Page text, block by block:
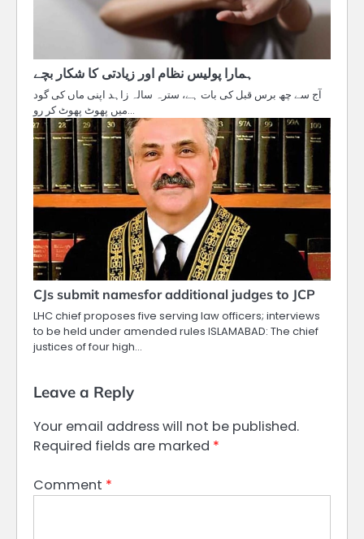
ہمارا پولیس نظام اور زیادتی کا شکار بچے
آج سے چھ برس قبل کی بات ہے، سترہ سالہ زاہد اپنی ماں کی گود
میں پھوٹ پھوٹ کر رو…
CJs submit namesfor additional judges to JCP
LHC chief proposes five serving law officers; interviews
to be held under amended rules ISLAMABAD: The chief
justices of four high…
Leave a Reply
Your email address will not be published.
Required fields are marked *
Comment *